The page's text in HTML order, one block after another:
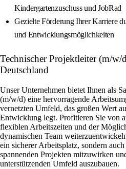
Kindergartenzuschuss und JobRad
Gezielte Förderung Ihrer Karriere
und Entwicklungsmöglichkeiten
Technischer Projektleiter (m/w/
Deutschland
Unser Unternehmen bietet Ihnen als
(m/w/d) eine hervorragende
vernetzten Umfeld, das großen Wert
Entwicklung legt. Profitieren Sie von
flexiblen Arbeitszeiten und der
dynamischen Team
ein sicherer Arbeitsplatz, sondern
spannenden Projekten mitzuwirken
unterstützenden Umfeld auszubauen.